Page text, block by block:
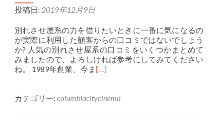
投稿日: 2019年12月9日
別れさせ屋系の力を借りたいときに一番に気になるの
が実際に利用した顧客からの口コミではないでしょう
か? 人気の別れさせ屋系の口コミをいくつかまとめて
みましたので、よろしければ参考にしてみてください
ね。 1989年創業、今ま […]
カテゴリー: columbiacitycinema